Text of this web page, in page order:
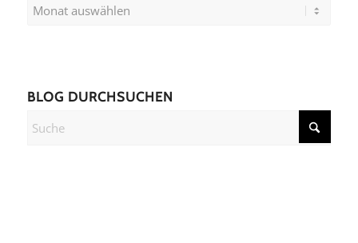
BLOG DURCHSUCHEN